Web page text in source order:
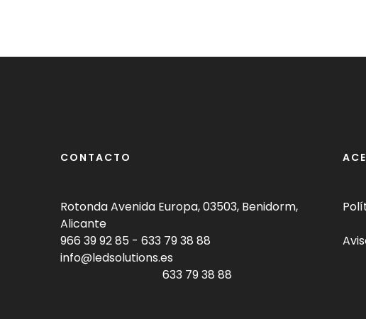
CONTACTO
Rotonda Avenida Europa, 03503, Benidorm,
Alicante
966 39 92 85 - 633 79 38 88
info@ledsolutions.es
633 79 38 88